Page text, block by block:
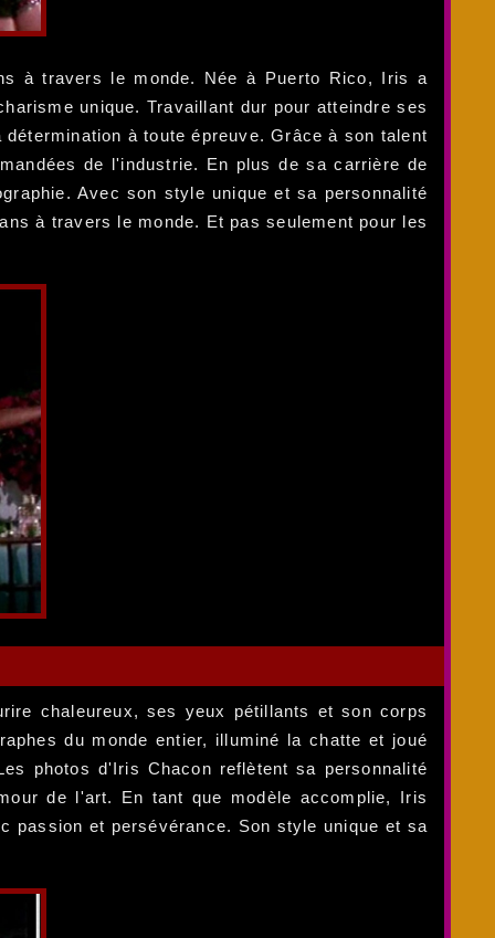
à travers le monde. Née à Puerto Rico, Iris a
unique. Travaillant dur pour atteindre ses
à toute épreuve. Grâce à son talent
de l'industrie. En plus de sa carrière de
Avec son style unique et sa personnalité
à travers le monde. Et pas seulement pour les
chaleureux, ses yeux pétillants et son corps
du monde entier, illuminé la chatte et joué
photos d'Iris Chacon reflètent sa personnalité
de l'art. En tant que modèle accomplie, Iris
passion et persévérance. Son style unique et sa